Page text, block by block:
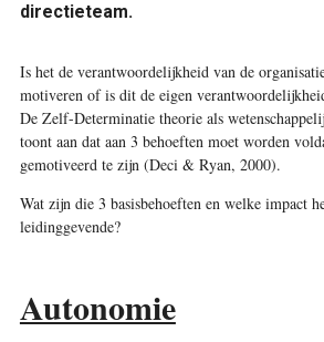
directieteam.
Is het de verantwoordelijkheid van de
motiveren of is dit de eigen
De Zelf-Determinatie theorie als
toont aan dat aan 3 behoeften moet worden
gemotiveerd te zijn (Deci & Ryan, 2000).
Wat zijn die 3 basisbehoeften en welke impact
leidinggevende?
Autonomie